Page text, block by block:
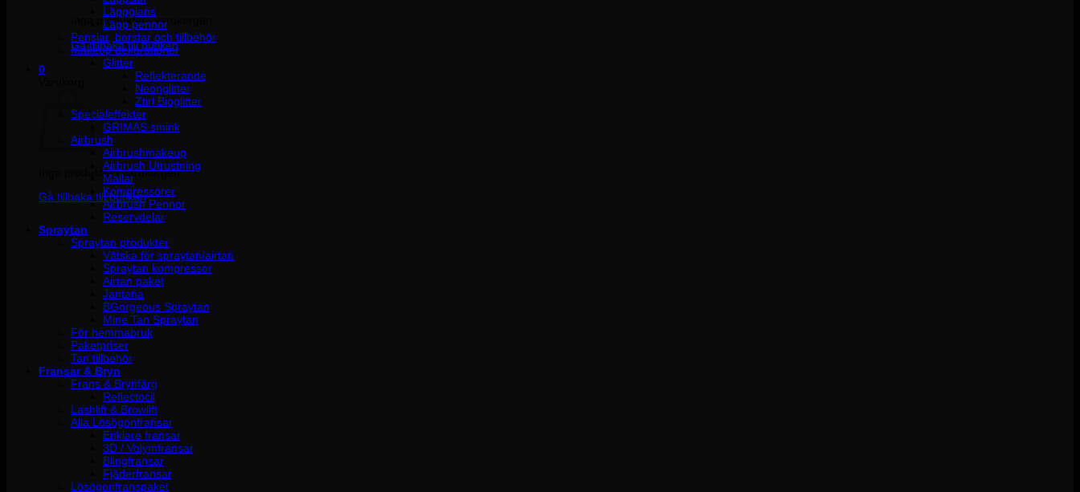
Inga produkter i varukorgen.
Gå tillbaka till butiken
0
Inga produkter i varukorgen.
Gå tillbaka till butiken
Läppglans
Läpp pennor
Penslar, borstar och tillbehör
Makeup dekorationer
Glitter
Reflekterande
Neonglitter
Ztirl Bioglitter
Specialeffekter
GRIMAS smink
Airbrush
Airbrushmakeup
Airbrush Utrustning
Mallar
Kompressorer
Airbrush Pennor
Reservdelar
Spraytan
Spraytan produkter
Vätska för spraytan/airtan
Spraytan kompressor
Airtan paket
Jantana
BGorgeous Spraytan
Mine Tan Spraytan
För hemmabruk
Paketpriser
Tan tillbehör
Fransar & Bryn
Frans & Brynfärg
Reflectocil
Lashlift & Browlift
Alla Lösögonfransar
Enklare fransar
3D / Volymfransar
Blingfransar
Fjäderfransar
Lösögonfranspaket